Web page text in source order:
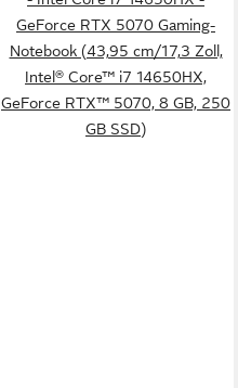
GeForce RTX 5070 Gaming-
Notebook (43,95 cm/17,3 Zoll,
Intel® Core™ i7 14650HX,
GeForce RTX™ 5070, 8 GB, 250
GB SSD)